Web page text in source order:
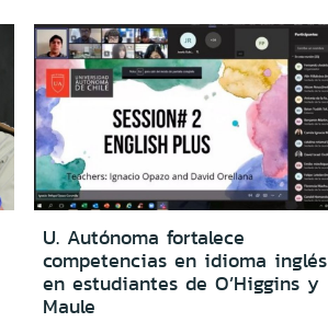
U. Autónoma fortalece
competencias en idioma inglés
en estudiantes de O’Higgins y
Maule